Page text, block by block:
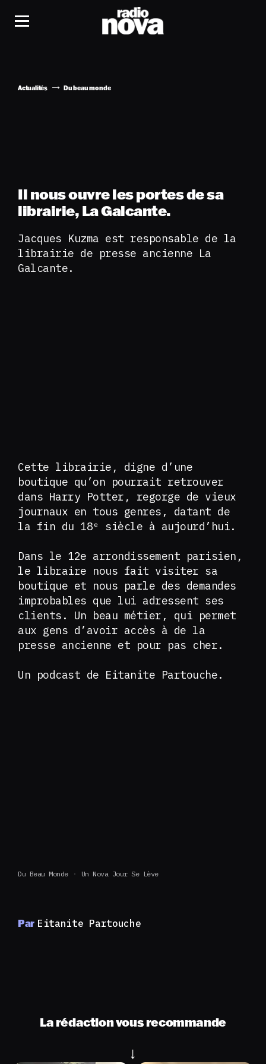
Actualités Du beau monde
Il nous ouvre les portes de sa
librairie, La Galcante.
Jacques Kuzma est responsable de la
librairie de presse ancienne La
Galcante.
Cette librairie, digne d’une
boutique qu’on pourrait retrouver
dans Harry Potter, regorge de vieux
journaux en tous genres, datant de
la fin du 18ᵉ siècle à aujourd’hui.
Dans le 12e arrondissement parisien,
le libraire nous fait visiter sa
boutique et nous parle des demandes
improbables que lui adressent ses
clients. Un beau métier, qui permet
aux gens d’avoir accès à de la
presse ancienne et pour pas cher.
Un podcast de Eitanite Partouche.
Du Beau Monde Un Nova Jour Se Lève
Par Eitanite Partouche
La rédaction vous recommande